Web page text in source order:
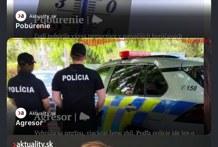
Aktuality.sk
Pobúrenie
Aktuality.sk
Agresor